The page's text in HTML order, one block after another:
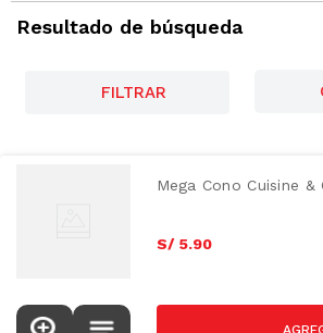
Resultado de búsqueda
FILTRAR
Mega Cono Cuisine &
S/ 5.90